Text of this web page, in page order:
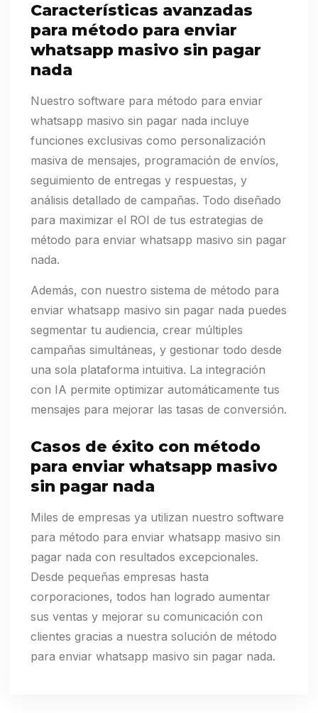
Características avanzadas
para método para enviar
whatsapp masivo sin pagar
nada
Nuestro software para método para enviar
whatsapp masivo sin pagar nada incluye
funciones exclusivas como personalización
masiva de mensajes, programación de envíos,
seguimiento de entregas y respuestas, y
análisis detallado de campañas. Todo diseñado
para maximizar el ROI de tus estrategias de
método para enviar whatsapp masivo sin pagar
nada.
Además, con nuestro sistema de método para
enviar whatsapp masivo sin pagar nada puedes
segmentar tu audiencia, crear múltiples
campañas simultáneas, y gestionar todo desde
una sola plataforma intuitiva. La integración
con IA permite optimizar automáticamente tus
mensajes para mejorar las tasas de conversión.
Casos de éxito con método
para enviar whatsapp masivo
sin pagar nada
Miles de empresas ya utilizan nuestro software
para método para enviar whatsapp masivo sin
pagar nada con resultados excepcionales.
Desde pequeñas empresas hasta
corporaciones, todos han logrado aumentar
sus ventas y mejorar su comunicación con
clientes gracias a nuestra solución de método
para enviar whatsapp masivo sin pagar nada.